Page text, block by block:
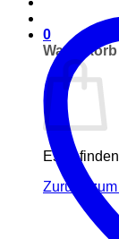
0
Warenkorb
Es
Zurück